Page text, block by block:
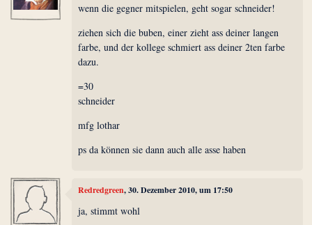
wenn die gegner mitspielen, geht sogar schneider!
ziehen sich die buben, einer zieht ass deiner langen
farbe, und der kollege schmiert ass deiner 2ten farbe
dazu.
=30
schneider
mfg lothar
ps da können sie dann auch alle asse haben
Redredgreen, 30. Dezember 2010, um 17:50
ja, stimmt wohl